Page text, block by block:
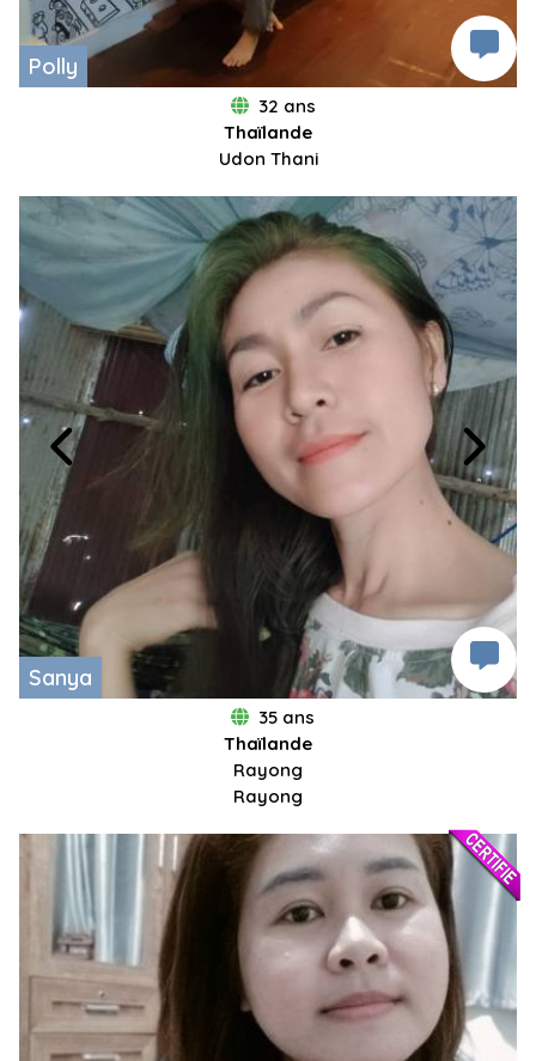
Polly
32 ans
Thaïlande
Udon​ Thani​
Sanya
35 ans
Thaïlande
Rayong
Rayong